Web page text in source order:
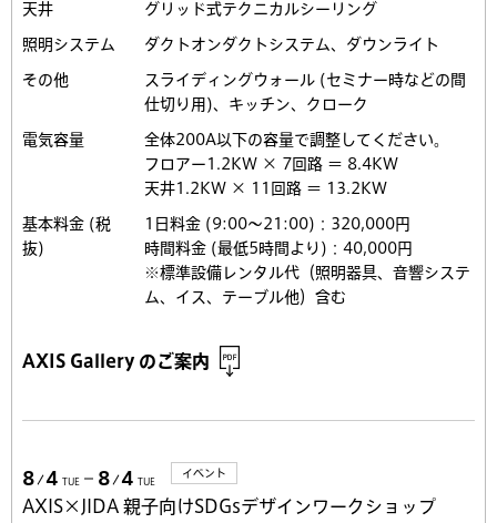
天井 グリッド式テクニカルシーリング
照明システム ダクトオンダクトシステム、ダウンライト
その他
スライディングウォール (セミナー時などの間
仕切り用)、キッチン、クローク
電気容量
全体200A以下の容量で調整してください。
フロアー1.2KW × 7回路 ＝ 8.4KW
天井1.2KW × 11回路 ＝ 13.2KW
基本料金 (税
抜)
1日料金 (9:00〜21:00)：320,000円
時間料金 (最低5時間より)：40,000円
※標準設備レンタル代（照明器具、音響システ
ム、イス、テーブル他）含む
AXIS Gallery のご案内
8 4 TUE 8 4 TUE
イベント
AXIS×JIDA 親子向けSDGsデザインワークショップ